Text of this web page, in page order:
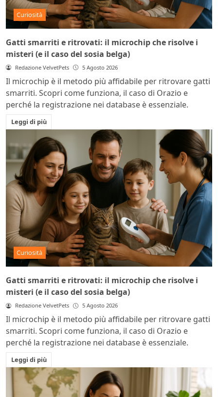
Curiosità
Gatti smarriti e ritrovati: il microchip che risolve i
misteri (e il caso del sosia belga)
Redazione VelvetPets 5 Agosto 2026
Il microchip è il metodo più affidabile per ritrovare gatti
smarriti. Scopri come funziona, il caso di Orazio e
perché la registrazione nei database è essenziale.
Leggi di più
Curiosità
Gatti smarriti e ritrovati: il microchip che risolve i
misteri (e il caso del sosia belga)
Redazione VelvetPets 5 Agosto 2026
Il microchip è il metodo più affidabile per ritrovare gatti
smarriti. Scopri come funziona, il caso di Orazio e
perché la registrazione nei database è essenziale.
Leggi di più